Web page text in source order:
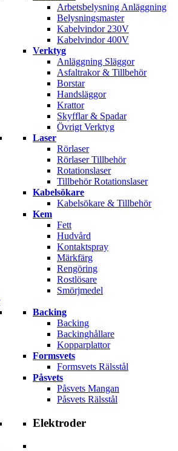
Arbetsbelysning Anläggning
Belysningsmaster
Kabelvindor 230V
Kabelvindor 400V
Verktyg
Anläggning Släggor
Asfaltrakor & Tillbehör
Borstar
Handsläggor
Krattor
Skyfflar & Spadar
Övrigt Verktyg
Laser
Rörlaser
Rörlaser Tillbehör
Rotationslaser
Tillbehör Rotationslaser
Kabelsökare
Kabelsökare & Tillbehör
Kem
Fett
Hudvård
Kontaktspray
Märkfärg
Rengöring
Rostlösare
Smörjmedel
Backing
Backing
Backinghållare
Kopparplattor
Formsvets
Formsvets Rälsstål
Påsvets
Påsvets Mangan
Påsvets Rälsstål
Elektroder